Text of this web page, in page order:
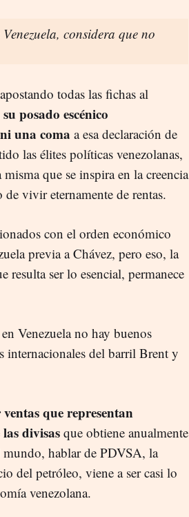
considera que no
todas las fichas al
su posado escénico
una coma a esa declaración de
las élites políticas venezolanas,
que se inspira en la creencia
vivir eternamente de rentas.
con el orden económico
previa a Chávez, pero eso, la
resulta ser lo esencial, permanece
Venezuela no hay buenos
internacionales del barril Brent y
que representan
divisasque obtiene anualmente
mundo, hablar de PDVSA, la
del petróleo, viene a ser casi lo
venezolana.